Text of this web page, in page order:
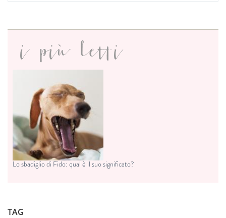
i più letti
Lo sbadiglio di Fido: qual è il suo significato?
TAG